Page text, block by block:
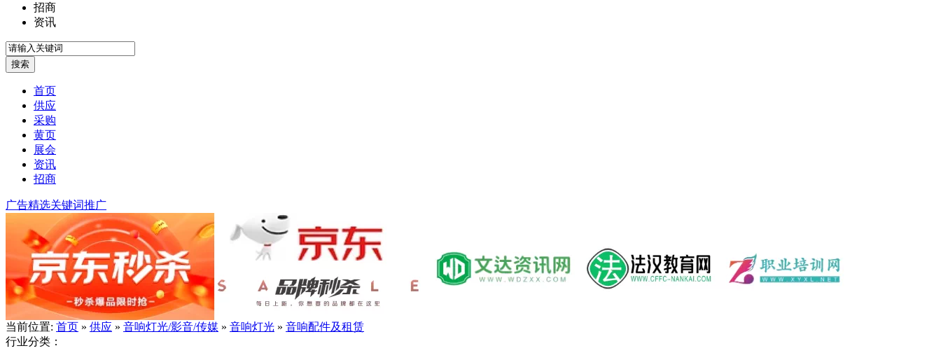
招商
资讯
首页
供应
采购
黄页
展会
资讯
招商
广告精选关键词推广
当前位置: 首页 » 供应 » 音响灯光/影音/传媒 » 音响灯光 » 音响配件及租赁
行业分类：